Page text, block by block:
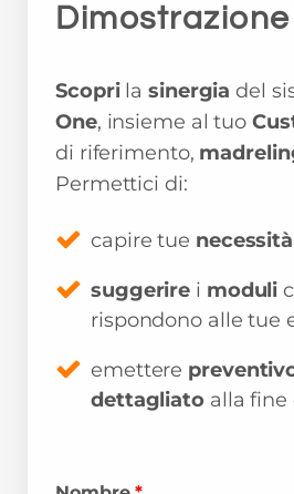
Scoprilasinergia del
One, insieme al tuo
di riferimento,
Permettici di:
capire tue necessità
suggerire i moduli
rispondono alle tue
emettere
dettagliatoalla fine